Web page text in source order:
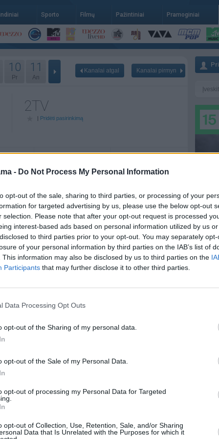
- Do Not Process My Personal Information
opt-out of the sale, sharing to third parties, or processing of your
for targeted advertising by us, please use the below opt-out
selection. Please note that after your opt-out request is processed
interest-based ads based on personal information utilized by us
to third parties prior to your opt-out. You may separately
of your personal information by third parties on the IAB’s list of
This information may also be disclosed by us to third parties on the
Participants that may further disclose it to other third parties.
Data Processing Opt Outs
opt-out of the Sharing of my personal data.
opt-out of the Sale of my Personal Data.
opt-out of processing my Personal Data for Targeted
opt-out of Collection, Use, Retention, Sale, and/or Sharing
Data that Is Unrelated with the Purposes for which it
Sporto Filmų Pažintiniai Pramoginiai
10
Pr
11
An
Kanalai atgal Kanalai pirmyn
2TV
| Pridėti pasirinkimą
Top 10
09:00Pabun2
11:00Nenuobo2
17:00 Pa2kim
23:002zgės
2zgės
03:002TV muzika.
klipai
09:00Pabun2
11:00Nenuobo2
16:00
Šok TikTok
17:00Pa2kim
22:00 2LT
00:00
03:002TV muzika.